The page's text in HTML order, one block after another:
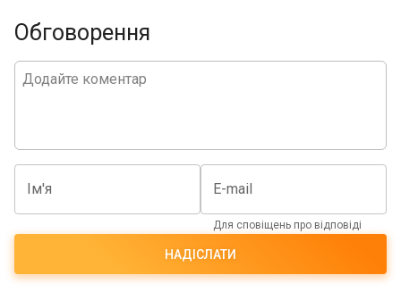
Обговорення
Ім'я E-mail
Для сповіщень про відповіді
НАДІСЛАТИ